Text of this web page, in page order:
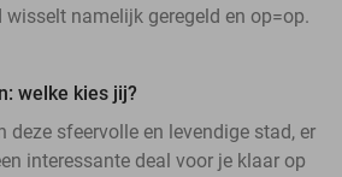
namelijk geregeld en op=op.
welke kies jij?
deze sfeervolle en levendige stad, er
interessante deal voor je klaar op